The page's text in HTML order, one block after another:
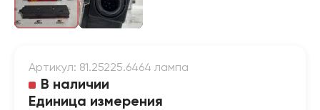
Артикул: 81.25225.6464 лампа
В наличии
Единица измерения